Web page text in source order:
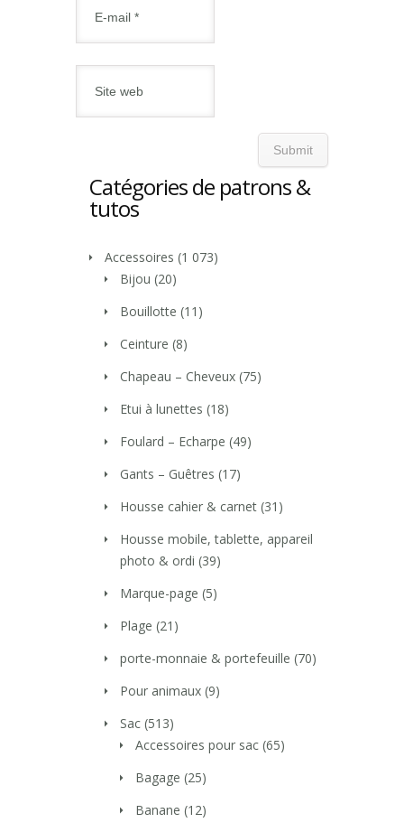
Catégories de patrons &
tutos
Accessoires (1 073)
Bijou (20)
Bouillotte (11)
Ceinture (8)
Chapeau – Cheveux (75)
Etui à lunettes (18)
Foulard – Echarpe (49)
Gants – Guêtres (17)
Housse cahier & carnet (31)
Housse mobile, tablette, appareil
photo & ordi (39)
Marque-page (5)
Plage (21)
porte-monnaie & portefeuille (70)
Pour animaux (9)
Sac (513)
Accessoires pour sac (65)
Bagage (25)
Banane (12)